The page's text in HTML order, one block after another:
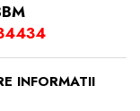
INFORMATII